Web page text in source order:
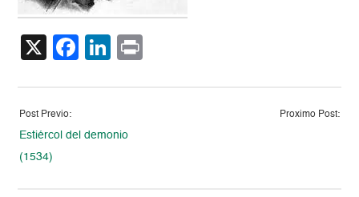
X Facebook
LinkedIn
Post Previo:
Estiércol del demonio
(1534)
Proximo Post: